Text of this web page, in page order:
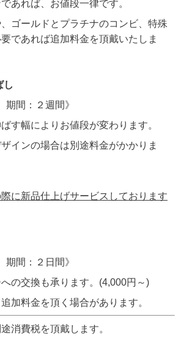
あれば、お値段一律です。
ゴールドとプラチナのコンビ、特殊
であれば追加料金を頂戴いたしま
し
間：２週間》
す幅によりお値段が変わります。
インの場合は別途料金がかかりま
に新品仕上げサービスしております
間：２日間》
の交換も承ります。(4,000円～)
加料金を頂く場合があります。
消費税を頂戴します。